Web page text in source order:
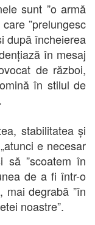
sunt ”o armă
”prelungesc
după încheierea
în mesaj
de război,
în stilul de
stabilitatea și
e necesar
să ”scoatem în
de a fi într-o
mai degrabă ”în
noastre”.